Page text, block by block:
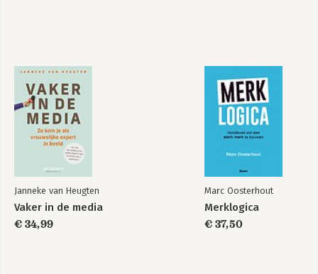
Janneke van Heugten
Vaker in de media
€ 34,99
Marc Oosterhout
Merklogica
€ 37,50